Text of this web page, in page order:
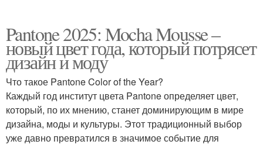
Pantone 2025: Mocha Mousse –
новый цвет года, который потрясет
дизайн и моду
Что такое Pantone Color of the Year?
Каждый год институт цвета Pantone определяет цвет,
который, по их мнению, станет доминирующим в мире
дизайна, моды и культуры. Этот традиционный выбор
уже давно превратился в значимое событие для